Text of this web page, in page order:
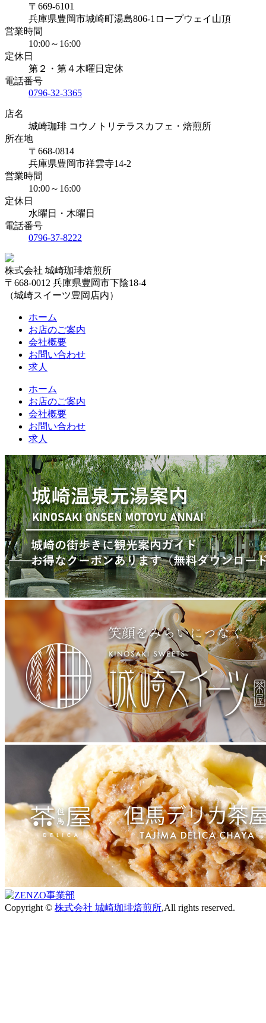
〒669-6101
兵庫県豊岡市城崎町湯島806-1ロープウェイ山頂
営業時間
10:00～16:00
定休日
第２・第４木曜日定休
電話番号
0796-32-3365
店名
城崎珈琲 コウノトリテラスカフェ・焙煎所
所在地
〒668-0814
兵庫県豊岡市祥雲寺14-2
営業時間
10:00～16:00
定休日
水曜日・木曜日
電話番号
0796-37-8222
株式会社 城崎珈琲焙煎所
〒668-0012 兵庫県豊岡市下陰18-4
（城崎スイーツ豊岡店内）
ホーム
お店のご案内
会社概要
お問い合わせ
求人
ホーム
お店のご案内
会社概要
お問い合わせ
求人
Copyright © 株式会社 城崎珈琲焙煎所,All rights reserved.